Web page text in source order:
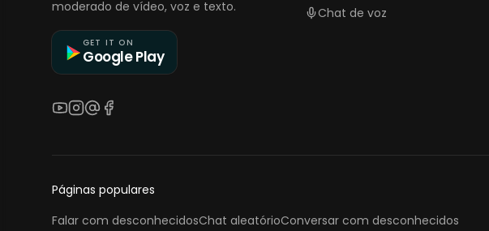
moderado de vídeo, voz e texto.
GET IT ON
Google Play
Chat de voz
Páginas populares
Falar com desconhecidosChat aleatórioConversar com desconhecidos